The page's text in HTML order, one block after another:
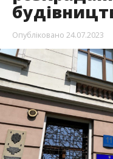
Опубліковано 24.07.2023